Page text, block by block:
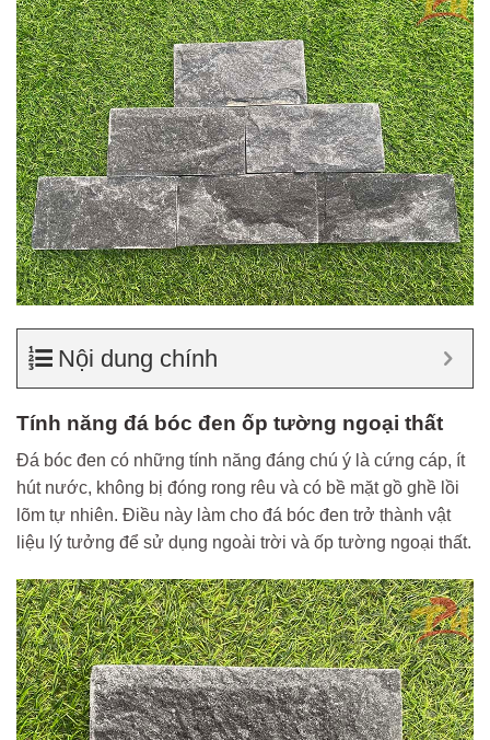
Nội dung chính
Tính năng đá bóc đen ốp tường ngoại thất
Đá bóc đen có những tính năng đáng chú ý là cứng cáp, ít
hút nước, không bị đóng rong rêu và có bề mặt gồ ghề lồi
lõm tự nhiên. Điều này làm cho đá bóc đen trở thành vật
liệu lý tưởng để sử dụng ngoài trời và ốp tường ngoại thất.